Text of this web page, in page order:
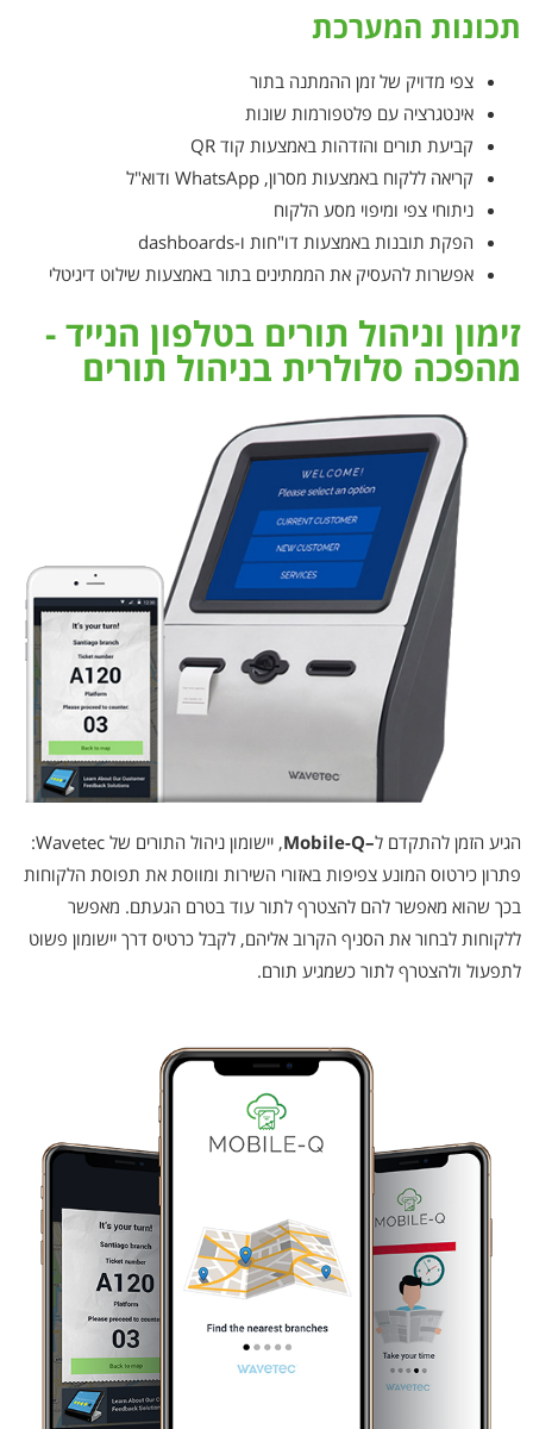
תכונות המערכת
צפי מדויק של זמן ההמתנה בתור
אינטגרציה עם פלטפורמות שונות
קביעת תורים והזדהות באמצעות קוד QR
קריאה ללקוח באמצעות מסרון, WhatsApp ודוא"ל
ניתוחי צפי ומיפוי מסע הלקוח
הפקת תובנות באמצעות דו"חות ו-dashboards
אפשרות להעסיק את הממתינים בתור באמצעות שילוט דיגיטלי
זימון וניהול תורים בטלפון הנייד -
מהפכה סלולרית בניהול תורים
הגיע הזמן להתקדם ל–
Mobile-Q
, יישומון ניהול התורים של Wavetec:
פתרון כירטוס המונע צפיפות באזורי השירות ומווסת את תפוסת הלקוחות
בכך שהוא מאפשר להם להצטרף לתור עוד בטרם הגעתם. מאפשר
ללקוחות לבחור את הסניף הקרוב אליהם, לקבל כרטיס דרך יישומון פשוט
לתפעול ולהצטרף לתור כשמגיע תורם.